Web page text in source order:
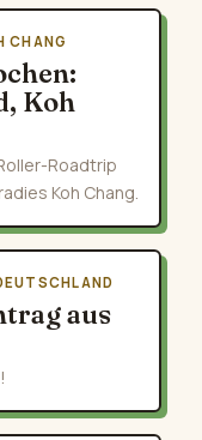
CHANG
Koh
Roadtrip
Koh Chang.
aus